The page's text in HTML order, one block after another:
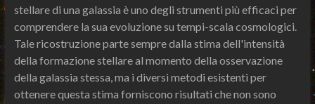
stellare di una galassia è uno degli strumenti più efficaci per
comprendere la sua evoluzione su tempi-scala cosmologici.
Tale ricostruzione parte sempre dalla stima dell'intensità
della formazione stellare al momento della osservazione
della galassia stessa, ma i diversi metodi esistenti per
ottenere questa stima forniscono risultati che non sono